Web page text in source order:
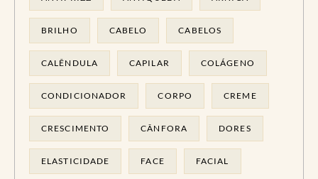
BRILHO CABELO CABELOS
CALÊNDULA CAPILAR COLÁGENO
CONDICIONADOR CORPO CREME
CRESCIMENTO CÂNFORA DORES
ELASTICIDADE FACE FACIAL